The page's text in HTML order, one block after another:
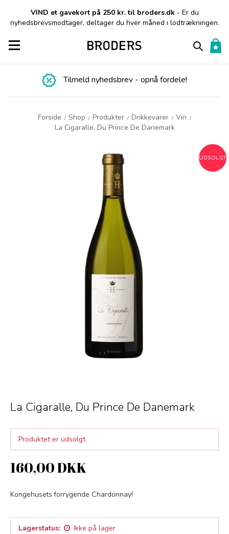
VIND et gavekort på 250 kr. til broders.dk - Er du
nyhedsbrevsmodtager, deltager du hver måned i lodtrækningen.
Toggle navigation
Tilmeld nyhedsbrev - opnå fordele!
Forside / Shop / Produkter / Drikkevarer / Vin /
La Cigaralle, Du Prince De Danemark
UDSOLGT
La Cigaralle, Du Prince De Danemark
Produktet er udsolgt.
160,00 DKK
Kongehusets forrygende Chardonnay!
Lagerstatus: Ikke på lager